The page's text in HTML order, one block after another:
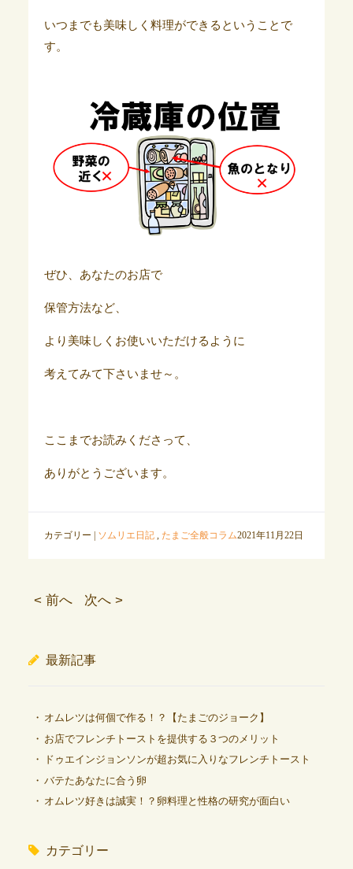
いつまでも美味しく料理ができるということで
す。
ぜひ、あなたのお店で
保管方法など、
より美味しくお使いいただけるように
考えてみて下さいませ～。
ここまでお読みくださって、
ありがとうございます。
カテゴリー | ソムリエ日記, たまご全般コラム2021年11月22日
< 前へ 次へ >
最新記事
オムレツは何個で作る！？【たまごのジョーク】
お店でフレンチトーストを提供する３つのメリット
ドゥエインジョンソンが超お気に入りなフレンチトースト
バテたあなたに合う卵
オムレツ好きは誠実！？卵料理と性格の研究が面白い
カテゴリー